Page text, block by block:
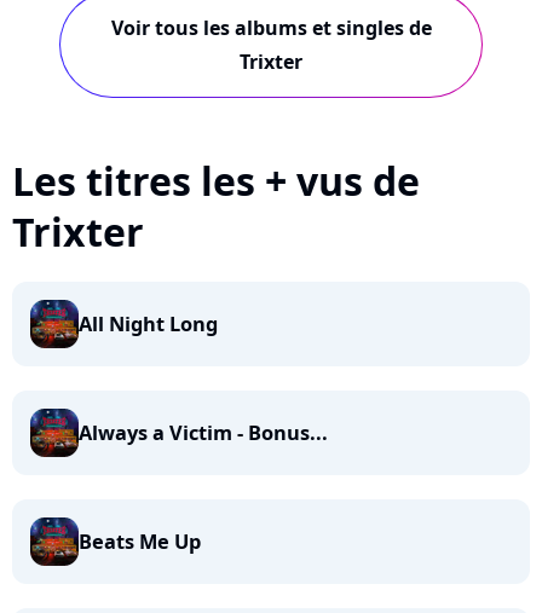
Voir tous les albums et singles de
Trixter
Les titres les + vus de
Trixter
All Night Long
Always a Victim - Bonus...
Beats Me Up